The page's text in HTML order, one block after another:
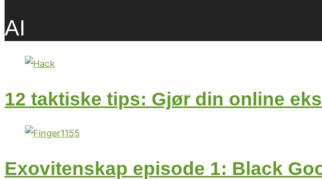
AI
12 taktiske tips: Gjør din online
Exovitenskap episode 1: Black